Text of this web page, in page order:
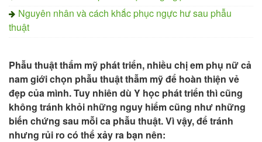
Nguyên nhân và cách khắc phục ngực hư sau phẫu
thuật
Phẫu thuật thẩm mỹ phát triển, nhiều chị em phụ nữ cả
nam giới chọn phẫu thuật thẫm mỹ để hoàn thiện vẻ
đẹp của mình. Tuy nhiên dù Y học phát triển thì cũng
không tránh khỏi những nguy hiểm cũng như những
biến chứng sau mỗi ca phẫu thuật. Vì vậy, để tránh
nhưng rủi ro có thể xảy ra bạn nên: